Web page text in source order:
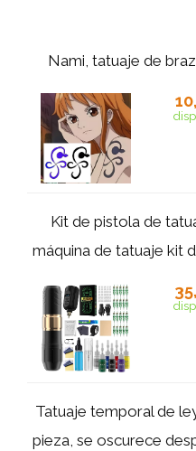
Nami, tatuaje de
Kit de pistola de
máquina de tatuaje kit
Tatuaje temporal de
pieza, se oscurece